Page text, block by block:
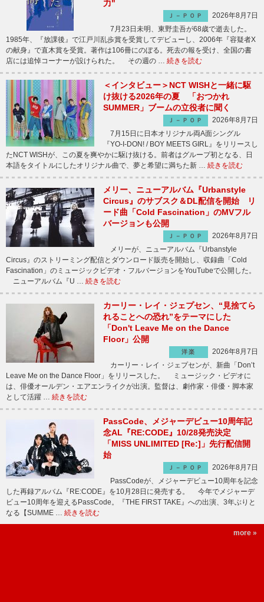
力"
Ｊ－ＰＯＰ
2026年8月7日
7月23日未明、東野圭吾が68歳で逝去した。
1985年、『放課後』で江戸川乱歩賞を受賞してデビューし、2006年『容疑者X
の献身』で直木賞を受賞。著作は106冊にのぼる。死去の報を受け、全国の書
店には追悼コーナーが設けられた。 その週の … 続きを読む
＜インタビュー＞NCT WISHと一緒に駆
け抜ける2026年の夏 「おつかれ
SUMMER」ブームの立役者に聞く
Ｊ－ＰＯＰ
2026年8月7日
7月15日に日本オリジナル両A面シングル
『YO-I-DON! / BOY MEETS GIRL』をリリースし
たNCT WISHが、この夏を爽やかに駆け抜ける。前者はグループ初となる、日
本語をタイトルにしたオリジナル曲で、夢と希望に満ちた新 … 続きを読む
メリー、ニューアルバム『Urbanstyle
Circus』のサブスク＆DL配信を開始 リ
ード曲「Cold Fascination」のMVフル
バージョンも公開
Ｊ－ＰＯＰ
2026年8月7日
メリーが、ニューアルバム『Urbanstyle
Circus』のストリーミング配信とダウンロード販売を開始し、収録曲「Cold
Fascination」のミュージックビデオ・フルバージョンをYouTubeで公開した。
ニューアルバム『U … 続きを読む
カーリー・レイ・ジェプセン、“見捨てら
れることへの恐れ”をテーマにした
「Don't Leave Me on the Dance
Floor」公開
洋楽
2026年8月7日
カーリー・レイ・ジェプセンが、新曲「Don’t
Leave Me on the Dance Floor」をリリースした。 ミュージック・ビデオに
は、俳優オールデン・エアエンライクが出演。監督は、劇作家・俳優・脚本家
として活躍 … 続きを読む
PassCode、メジャーデビュー10周年記
念AL『RE:CODE』10/28発売決定
「MISS UNLIMITED [Re:]」先行配信開
始
Ｊ－ＰＯＰ
2026年8月7日
PassCodeが、メジャーデビュー10周年を記念
した再録アルバム『RE:CODE』を10月28日に発売する。 今年でメジャーデ
ビュー10周年を迎えるPassCode。『THE FIRST TAKE』への出演、3年ぶりと
なる【SUMME … 続きを読む
more »